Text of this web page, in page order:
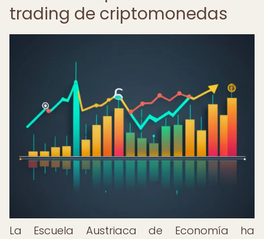
trading de criptomonedas
La Escuela Austriaca de Economía ha